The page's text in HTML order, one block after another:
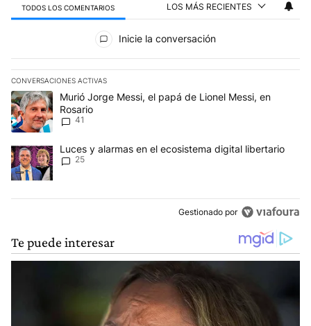
TODOS LOS COMENTARIOS LOS MÁS RECIENTES
Inicie la conversación
CONVERSACIONES ACTIVAS
Este listado muestra los artículos con más comentarios en los
Un artículo de tendencia con el título "Murió Jorge Messi, el papá
Murió Jorge Messi, el papá de Lionel Messi, en
Rosario
41
Un artículo de tendencia con el título "Luces y alarmas en el
Luces y alarmas en el ecosistema digital libertario
25
Gestionado por